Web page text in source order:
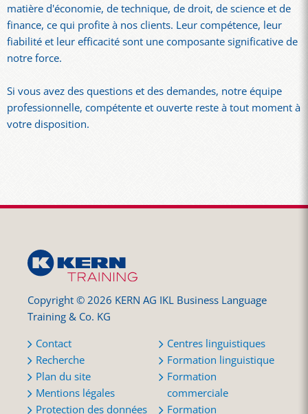
matière d'économie, de technique, de droit, de science et de
finance, ce qui profite à nos clients. Leur compétence, leur
fiabilité et leur efficacité sont une composante significative de
notre force.
Si vous avez des questions et des demandes, notre équipe
professionnelle, compétente et ouverte reste à tout moment à
votre disposition.
Copyright © 2026 KERN AG IKL Business Language
Training & Co. KG
Contact
Recherche
Plan du site
Mentions légales
Protection des données
Centres linguistiques
Formation linguistique
Formation
commerciale
Formation